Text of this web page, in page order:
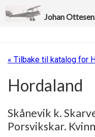
Johan
« Tilbake til katalog for
Hordaland
Skånevik k.
Porsvikskar.